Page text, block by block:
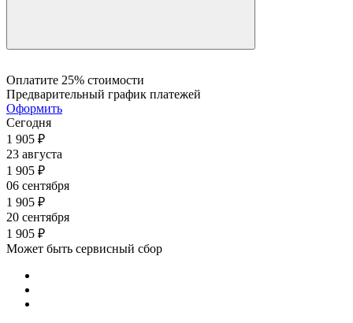
0.59 0.58 0.57
Оплатите 25% стоимости
Предварительный график платежей
Оформить
Сегодня
1 905 ₽
23 августа
1 905 ₽
06 сентября
1 905 ₽
20 сентября
1 905 ₽
Может быть сервисный сбор